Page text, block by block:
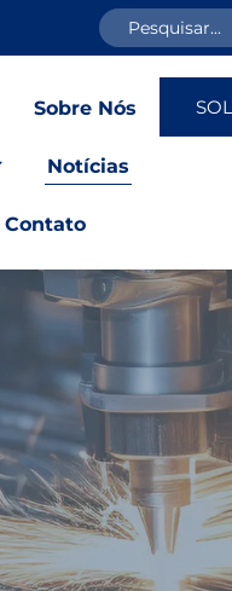
Sobre Nós
Notícias